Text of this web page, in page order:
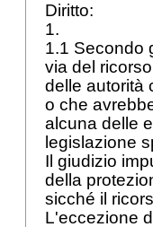
Diritto:
1.
1.1 Secondo
via del
delle autorità
o che
alcuna delle
legislazione
Il giudizio
della
sicché il
L'eccezione